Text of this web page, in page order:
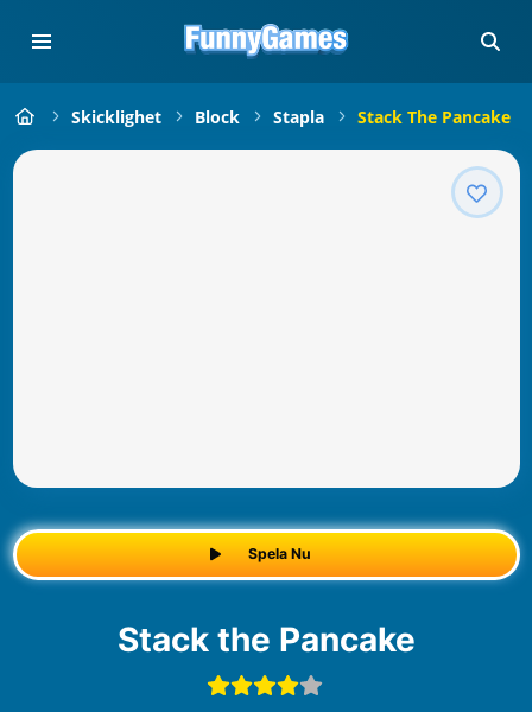
Skicklighet Block Stapla Stack The Pancake
Spela Nu
Stack the Pancake